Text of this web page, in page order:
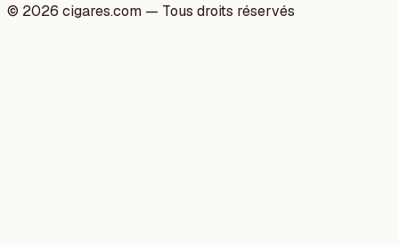
© 2026 cigares.com — Tous droits réservés